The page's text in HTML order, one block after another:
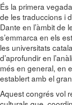
És la primera
de les traduccions i
Dante en l’àmbit de
s’emmarca en els
les universitats
d’aprofundir en
més en general, en
establert amb el
Aquest congrés vol